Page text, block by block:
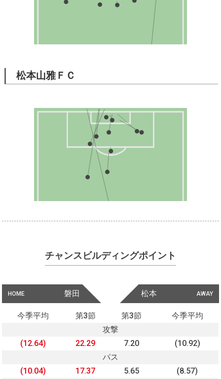
松本山雅ＦＣ
チャンスビルディングポイント
HOME 磐田 AWAY
松本
今季平均 第3節 第3節
今季平均
攻撃
(12.64)
22.29 7.20
(10.92)
パス
(10.04)
17.37 5.65
(8.57)